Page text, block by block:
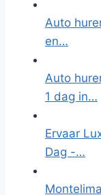
Auto
en…
Auto
1 dag in…
Ervaar
Dag -…